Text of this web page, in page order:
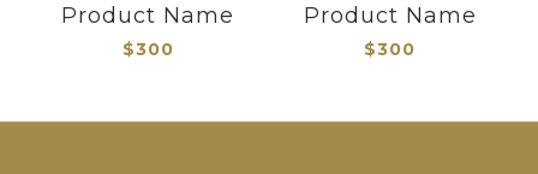
Product Name
$300
Product Name
$300